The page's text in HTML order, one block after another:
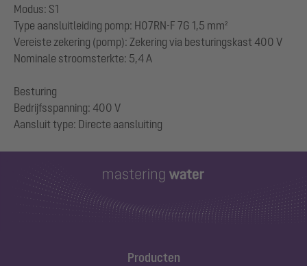
Modus: S1
Type aansluitleiding pomp: H07RN-F 7G 1,5 mm²
Vereiste zekering (pomp): Zekering via besturingskast 400 V
Nominale stroomsterkte: 5,4 A
Besturing
Bedrijfsspanning: 400 V
Producten